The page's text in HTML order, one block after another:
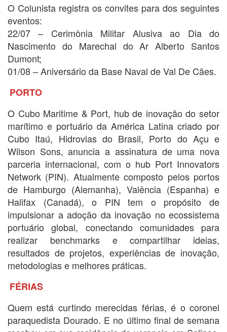
O Colunista registra os convites para dos seguintes
eventos:
22/07 – Cerimônia Militar Alusiva ao Dia do
Nascimento do Marechal do Ar Alberto Santos
Dumont;
01/08 – Aniversário da Base Naval de Val De Cães.
PORTO
O Cubo Maritime & Port, hub de inovação do setor
marítimo e portuário da América Latina criado por
Cubo Itaú, Hidrovias do Brasil, Porto do Açu e
Wilson Sons, anuncia a assinatura de uma nova
parceria internacional, com o hub Port Innovators
Network (PIN). Atualmente composto pelos portos
de Hamburgo (Alemanha), Valência (Espanha) e
Halifax (Canadá), o PIN tem o propósito de
impulsionar a adoção da inovação no ecossistema
portuário global, conectando comunidades para
realizar benchmarks e compartilhar ideias,
resultados de projetos, experiências de inovação,
metodologias e melhores práticas.
FÉRIAS
Quem está curtindo merecidas férias, é o coronel
paraquedista Dourado. E no último final de semana